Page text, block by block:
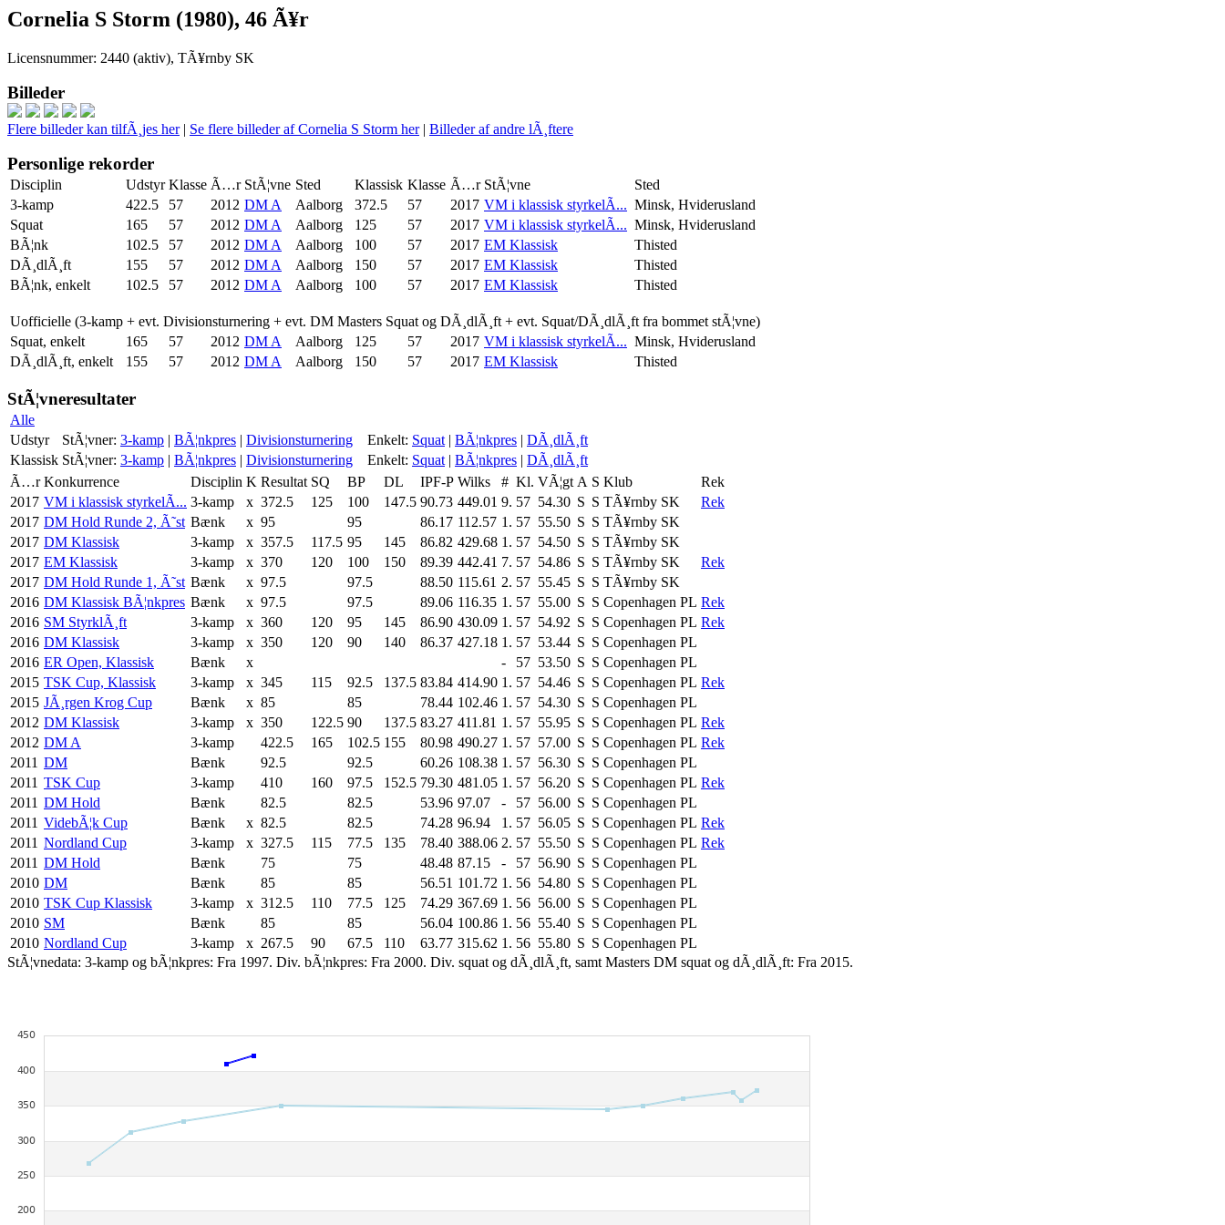
Cornelia S Storm (1980), 46 Ã¥r
Licensnummer: 2440 (aktiv), TÃ¥rnby SK
Billeder
Flere billeder kan tilfÃ¸jes her| Se flere billeder af Cornelia S Storm her| Billeder af andre lÃ¸ftere
Personlige rekorder
Disciplin Udstyr Klasse Ã…r StÃ¦vne Sted Klassisk Klasse Ã…r StÃ¦vne
Sted
3-kamp
422.5 57 2012 DM A Aalborg 372.5 57 2017 VM i klassisk styrkelÃ... Minsk, Hviderusland
Squat
165 57 2012 DM A Aalborg 125 57 2017 VM i klassisk styrkelÃ... Minsk, Hviderusland
BÃ¦nk
102.5 57 2012 DM A Aalborg 100 57 2017 EM Klassisk
Thisted
DÃ¸dlÃ¸ft
155 57 2012 DM A Aalborg 150 57 2017 EM Klassisk
Thisted
BÃ¦nk, enkelt
102.5 57 2012 DM A Aalborg 100 57 2017 EM Klassisk Thisted
Uofficielle (3-kamp + evt. Divisionsturnering + evt. DM Masters Squat og DÃ¸dlÃ¸ft + evt. Squat/DÃ¸dlÃ¸ft fra bommet stÃ¦vne)
Squat, enkelt
165 57 2012 DM A Aalborg 125 57 2017 VM i klassisk styrkelÃ... Minsk, Hviderusland
DÃ¸dlÃ¸ft, enkelt
155 57 2012 DM A Aalborg 150 57 2017 EM Klassisk Thisted
StÃ¦vneresultater
Alle
Udstyr
StÃ¦vner: 3-kamp | BÃ¦nkpres | Divisionsturnering Enkelt: Squat | BÃ¦nkpres | DÃ¸dlÃ¸ft
Klassisk StÃ¦vner: 3-kamp | BÃ¦nkpres | Divisionsturnering Enkelt: Squat | BÃ¦nkpres | DÃ¸dlÃ¸ft
Ã…r Konkurrence Disciplin K Resultat SQ BP DL IPF-P Wilks # Kl. VÃ¦gt A S Klub
Rek
2017 VM i klassisk styrkelÃ... 3-kamp x 372.5 125 100 147.5 90.73 449.01 9. 57 54.30 S S TÃ¥rnby SK
Rek
2017 DM Hold Runde 2, Ã˜st Bænk x 95 95 86.17 112.57 1. 57 55.50 S S TÃ¥rnby SK
2017 DM Klassisk 3-kamp x 357.5 117.5 95 145 86.82 429.68 1. 57 54.50 S S TÃ¥rnby SK
2017 EM Klassisk 3-kamp x 370 120 100 150 89.39 442.41 7. 57 54.86 S S TÃ¥rnby SK
Rek
2017 DM Hold Runde 1, Ã˜st Bænk x 97.5 97.5 88.50 115.61 2. 57 55.45 S S TÃ¥rnby SK
2016 DM Klassisk BÃ¦nkpres Bænk x 97.5 97.5 89.06 116.35 1. 57 55.00 S S Copenhagen PL Rek
2016 SM StyrklÃ¸ft 3-kamp x 360 120 95 145 86.90 430.09 1. 57 54.92 S S Copenhagen PL Rek
2016 DM Klassisk 3-kamp x 350 120 90 140 86.37 427.18 1. 57 53.44 S S Copenhagen PL
2016 ER Open, Klassisk Bænk x - 57 53.50 S S Copenhagen PL
2015 TSK Cup, Klassisk 3-kamp x 345 115 92.5 137.5 83.84 414.90 1. 57 54.46 S S Copenhagen PL Rek
2015 JÃ¸rgen Krog Cup Bænk x 85 85 78.44 102.46 1. 57 54.30 S S Copenhagen PL
2012 DM Klassisk 3-kamp x 350 122.5 90 137.5 83.27 411.81 1. 57 55.95 S S Copenhagen PL Rek
2012 DM A 3-kamp 422.5 165 102.5 155 80.98 490.27 1. 57 57.00 S S Copenhagen PL Rek
2011 DM Bænk 92.5 92.5 60.26 108.38 1. 57 56.30 S S Copenhagen PL
2011 TSK Cup 3-kamp 410 160 97.5 152.5 79.30 481.05 1. 57 56.20 S S Copenhagen PL Rek
2011 DM Hold Bænk 82.5 82.5 53.96 97.07 - 57 56.00 S S Copenhagen PL
2011 VidebÃ¦k Cup Bænk x 82.5 82.5 74.28 96.94 1. 57 56.05 S S Copenhagen PL Rek
2011 Nordland Cup 3-kamp x 327.5 115 77.5 135 78.40 388.06 2. 57 55.50 S S Copenhagen PL Rek
2011 DM Hold Bænk 75 75 48.48 87.15 - 57 56.90 S S Copenhagen PL
2010 DM Bænk 85 85 56.51 101.72 1. 56 54.80 S S Copenhagen PL
2010 TSK Cup Klassisk 3-kamp x 312.5 110 77.5 125 74.29 367.69 1. 56 56.00 S S Copenhagen PL
2010 SM Bænk 85 85 56.04 100.86 1. 56 55.40 S S Copenhagen PL
2010 Nordland Cup 3-kamp x 267.5 90 67.5 110 63.77 315.62 1. 56 55.80 S S Copenhagen PL
StÃ¦vnedata: 3-kamp og bÃ¦nkpres: Fra 1997. Div. bÃ¦nkpres: Fra 2000. Div. squat og dÃ¸dlÃ¸ft, samt Masters DM squat og dÃ¸dlÃ¸ft: Fra 2015.